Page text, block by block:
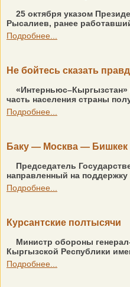
25 октября указом
Рысалиев, ранее
Подробнее...
Не бойтесь сказать
часть населения страны
Подробнее...
Баку — Москва — Бишкек
Председатель
направленный на
Подробнее...
Курсантские полтысячи
Министр обороны
Кыргызской Республики
Подробнее...